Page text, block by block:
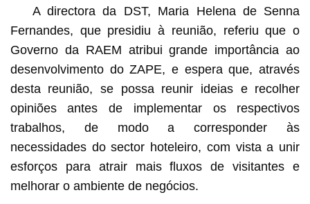
A directora da DST, Maria Helena de Senna
Fernandes, que presidiu à reunião, referiu que o
Governo da RAEM atribui grande importância ao
desenvolvimento do ZAPE, e espera que, através
desta reunião, se possa reunir ideias e recolher
opiniões antes de implementar os respectivos
trabalhos, de modo a corresponder às
necessidades do sector hoteleiro, com vista a unir
esforços para atrair mais fluxos de visitantes e
melhorar o ambiente de negócios.